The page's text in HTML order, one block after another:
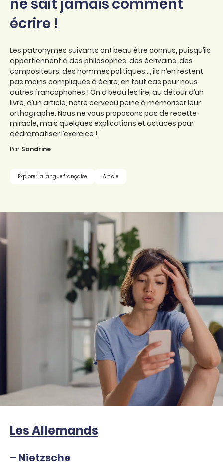
ne sait jamais comment
écrire !
Les patronymes suivants ont beau être connus, puisqu’ils
appartiennent à des philosophes, des écrivains, des
compositeurs, des hommes politiques..., ils n’en restent
pas moins compliqués à écrire, en tout cas pour nous
autres francophones ! On a beau les lire, au détour d’un
livre, d’un article, notre cerveau peine à mémoriser leur
orthographe. Nous ne vous proposons pas de recette
miracle, mais quelques explications et astuces pour
dédramatiser l’exercice !
Par Sandrine
Explorer la langue française Article
Les Allemands
– Nietzsche